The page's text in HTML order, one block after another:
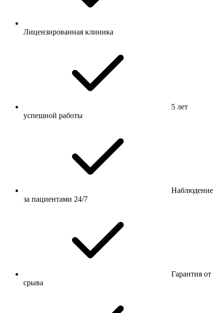
Лицензированная клиника
5 лет
успешной работы
Наблюдение
за пациентами 24/7
Гарантия от
срыва